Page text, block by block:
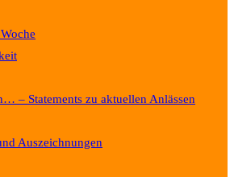
– Statements zu aktuellen Anlässen
Auszeichnungen